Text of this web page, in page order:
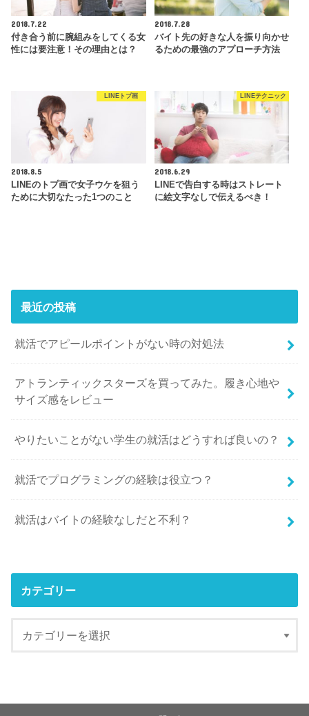
2018.7.22
付き合う前に腕組みをしてくる女
性には要注意！その理由とは？
2018.7.28
バイト先の好きな人を振り向かせ
るための最強のアプローチ方法
LINEトプ画
2018.8.5
LINEのトプ画で女子ウケを狙う
ために大切なたった1つのこと
LINEテクニック
2018.6.29
LINEで告白する時はストレート
に絵文字なしで伝えるべき！
最近の投稿
就活でアピールポイントがない時の対処法
アトランティックスターズを買ってみた。履き心地や
サイズ感をレビュー
やりたいことがない学生の就活はどうすれば良いの？
就活でプログラミングの経験は役立つ？
就活はバイトの経験なしだと不利？
カテゴリー